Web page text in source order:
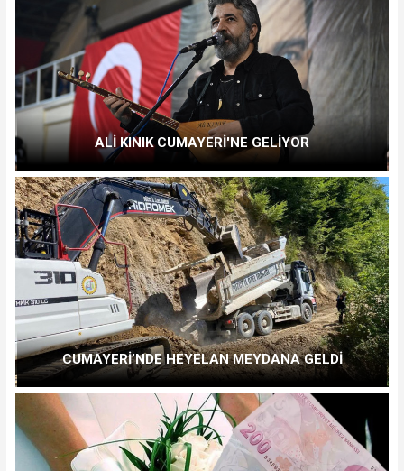
ALİ KINIK CUMAYERİ'NE GELİYOR
CUMAYERİ’NDE HEYELAN MEYDANA GELDİ